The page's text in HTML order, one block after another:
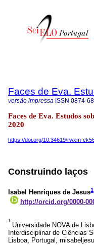
Faces de Eva.
versão impressa ISSN 0874-
Faces de Eva. Estudos
2020
https://doi.org/10.34619/rwxm-
Construindo laços
Isabel Henriques de Jesus1
http://orcid.org/0000-
1
Universidade NOVA de
Interdisciplinar de Ciências
Lisboa, Portugal,